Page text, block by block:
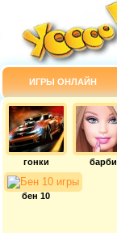
ИГРЫ ОНЛАЙН
гонки барби
бен 10